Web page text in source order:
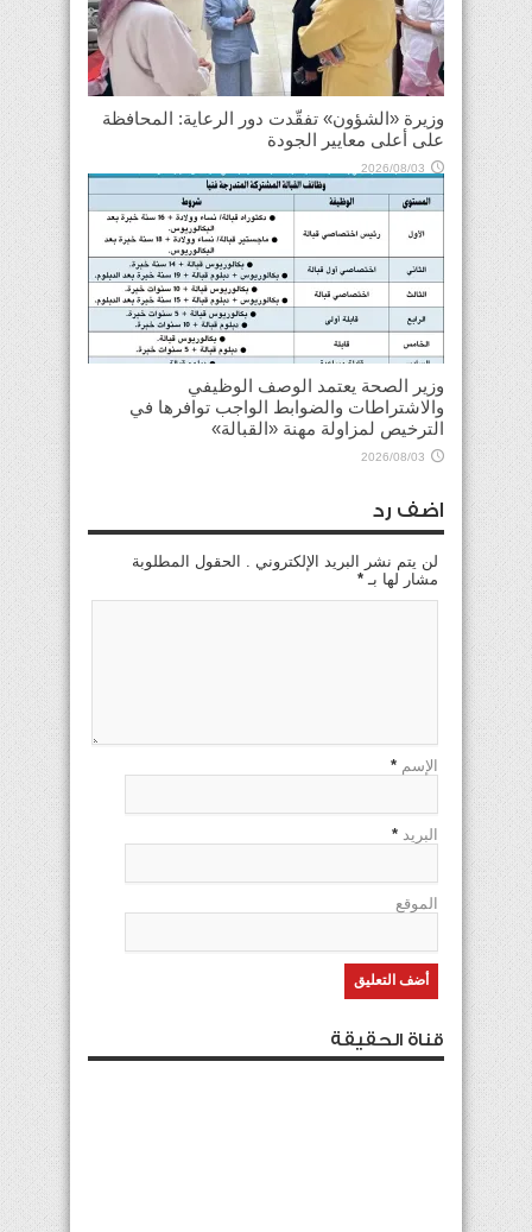
وزيرة «الشؤون» تفقّدت دور الرعاية: المحافظة
على أعلى معايير الجودة
2026/08/03
وزير الصحة يعتمد الوصف الوظيفي
والاشتراطات والضوابط الواجب توافرها في
الترخيص لمزاولة مهنة «القبالة»
2026/08/03
اضف رد
لن يتم نشر البريد الإلكتروني . الحقول المطلوبة
مشار لها بـ *
الإسم *
البريد *
الموقع
قناة الحقيقة